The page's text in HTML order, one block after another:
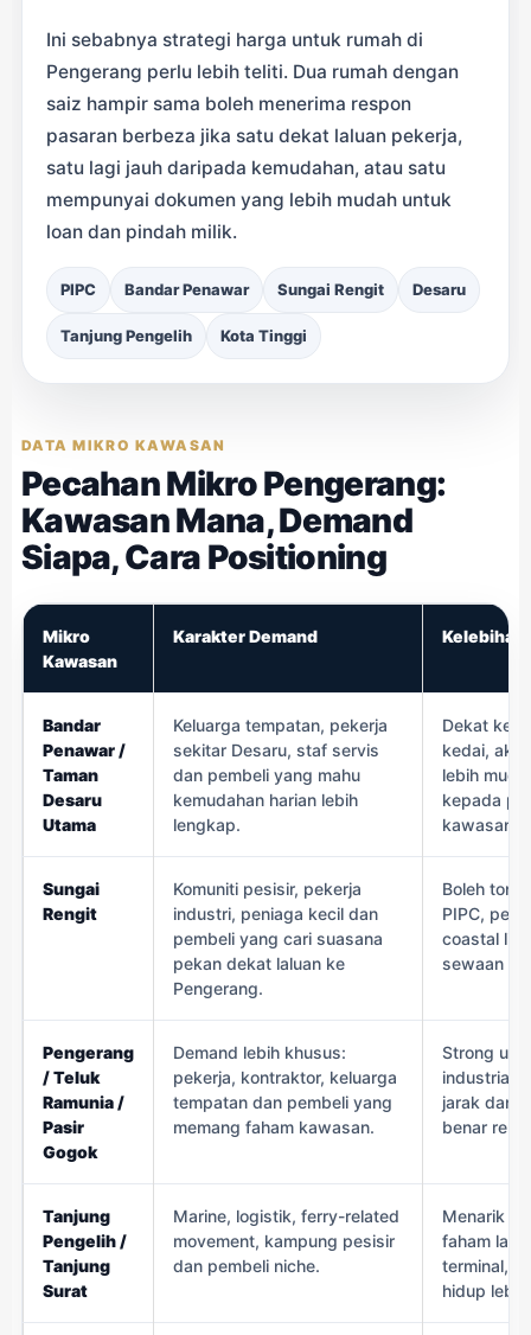
Ini sebabnya strategi harga untuk rumah di
Pengerang perlu lebih teliti. Dua rumah dengan
saiz hampir sama boleh menerima respon
pasaran berbeza jika satu dekat laluan pekerja,
satu lagi jauh daripada kemudahan, atau satu
mempunyai dokumen yang lebih mudah untuk
loan dan pindah milik.
PIPC Bandar Penawar Sungai Rengit Desaru
Tanjung Pengelih Kota Tinggi
DATA MIKRO KAWASAN
Pecahan Mikro Pengerang:
Kawasan Mana, Demand
Siapa, Cara Positioning
Mikro
Kawasan
Karakter Demand Kelebihan
Bandar
Penawar /
Taman
Desaru
Utama
Keluarga tempatan, pekerja
sekitar Desaru, staf servis
dan pembeli yang mahu
kemudahan harian lebih
lengkap.
Dekat
kedai,
lebih
kepada
kawasan.
Sungai
Rengit
Komuniti pesisir, pekerja
industri, peniaga kecil dan
pembeli yang cari suasana
pekan dekat laluan ke
Pengerang.
Boleh
PIPC,
coastal
sewaan
Pengerang
/ Teluk
Ramunia /
Pasir
Gogok
Demand lebih khusus:
pekerja, kontraktor, keluarga
tempatan dan pembeli yang
memang faham kawasan.
Strong
industrial
jarak dan
benar
Tanjung
Pengelih /
Tanjung
Surat
Marine, logistik, ferry-related
movement, kampung pesisir
dan pembeli niche.
Menarik
faham
terminal,
hidup